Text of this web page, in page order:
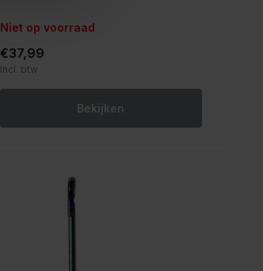
Niet op voorraad
€37,99
Incl. btw
Bekijken